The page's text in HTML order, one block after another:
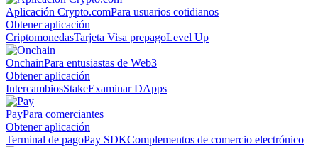
Aplicación Crypto.comPara usuarios cotidianos
Obtener aplicación
CriptomonedasTarjeta Visa prepagoLevel Up
OnchainPara entusiastas de Web3
Obtener aplicación
IntercambiosStakeExaminar DApps
PayPara comerciantes
Obtener aplicación
Terminal de pagoPay SDKComplementos de comercio electrónico